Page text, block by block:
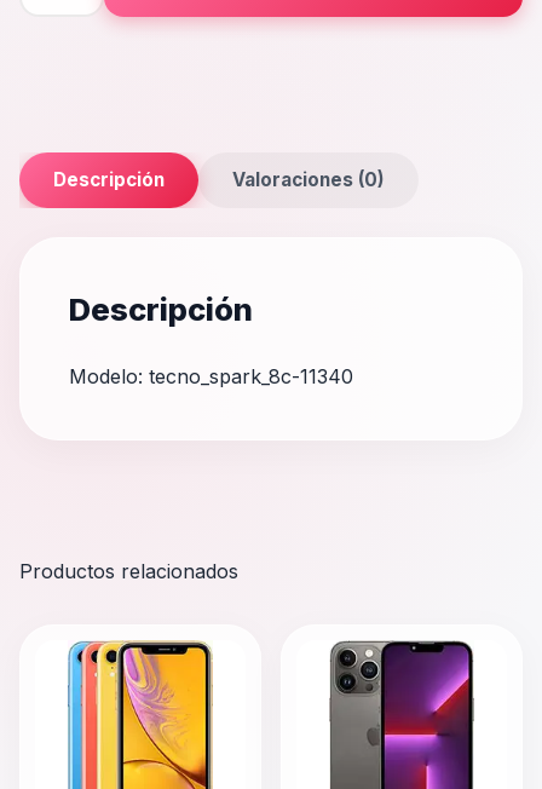
Descripción Valoraciones (0)
Descripción
Modelo: tecno_spark_8c-11340
Productos relacionados